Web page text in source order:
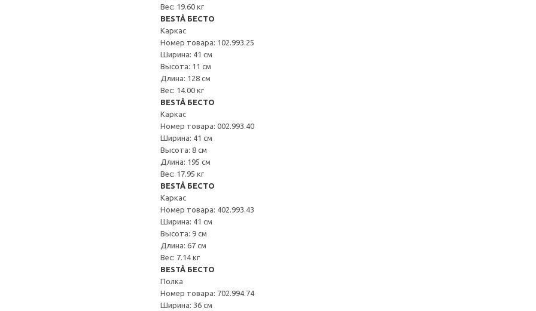
Вес: 19.60 кг
BESTÅ БЕСТО
Каркас
Номер товара: 102.993.25
Ширина: 41 см
Высота: 11 см
Длина: 128 см
Вес: 14.00 кг
BESTÅ БЕСТО
Каркас
Номер товара: 002.993.40
Ширина: 41 см
Высота: 8 см
Длина: 195 см
Вес: 17.95 кг
BESTÅ БЕСТО
Каркас
Номер товара: 402.993.43
Ширина: 41 см
Высота: 9 см
Длина: 67 см
Вес: 7.14 кг
BESTÅ БЕСТО
Полка
Номер товара: 702.994.74
Ширина: 36 см